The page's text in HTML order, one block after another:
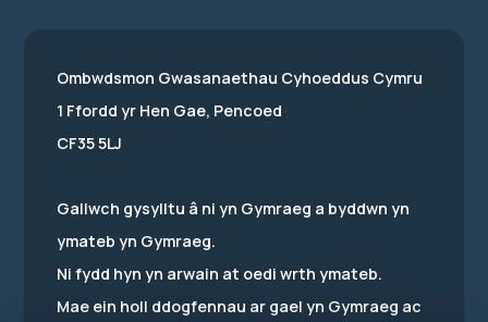
Ombwdsmon Gwasanaethau Cyhoeddus Cymru
1 Ffordd yr Hen Gae, Pencoed
CF35 5LJ
Gallwch gysylltu â ni yn Gymraeg a byddwn yn
ymateb yn Gymraeg.
Ni fydd hyn yn arwain at oedi wrth ymateb.
Mae ein holl ddogfennau ar gael yn Gymraeg ac